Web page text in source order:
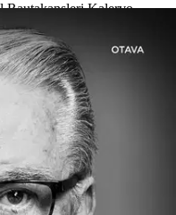
Rautakansleri Kalervo
jääkiekossa vahvemmin ja
usein, lempinimensä
myös politiikkaan,
kehitykseen. Nyt
pajatson, tarinoita riittää.
puolen, herkemmän
Hän on
Suomessa ja
On tilinpäätöksen aika.